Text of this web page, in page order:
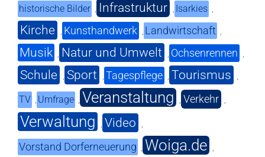
historische Bilder , Infrastruktur , Isarkies ,
Kirche , Kunsthandwerk , Landwirtschaft ,
Musik , Natur und Umwelt , Ochsenrennen ,
Schule , Sport , Tagespflege , Tourismus ,
TV , Umfrage , Veranstaltung , Verkehr ,
Verwaltung , Video ,
Vorstand Dorferneuerung , Woiga.de ,